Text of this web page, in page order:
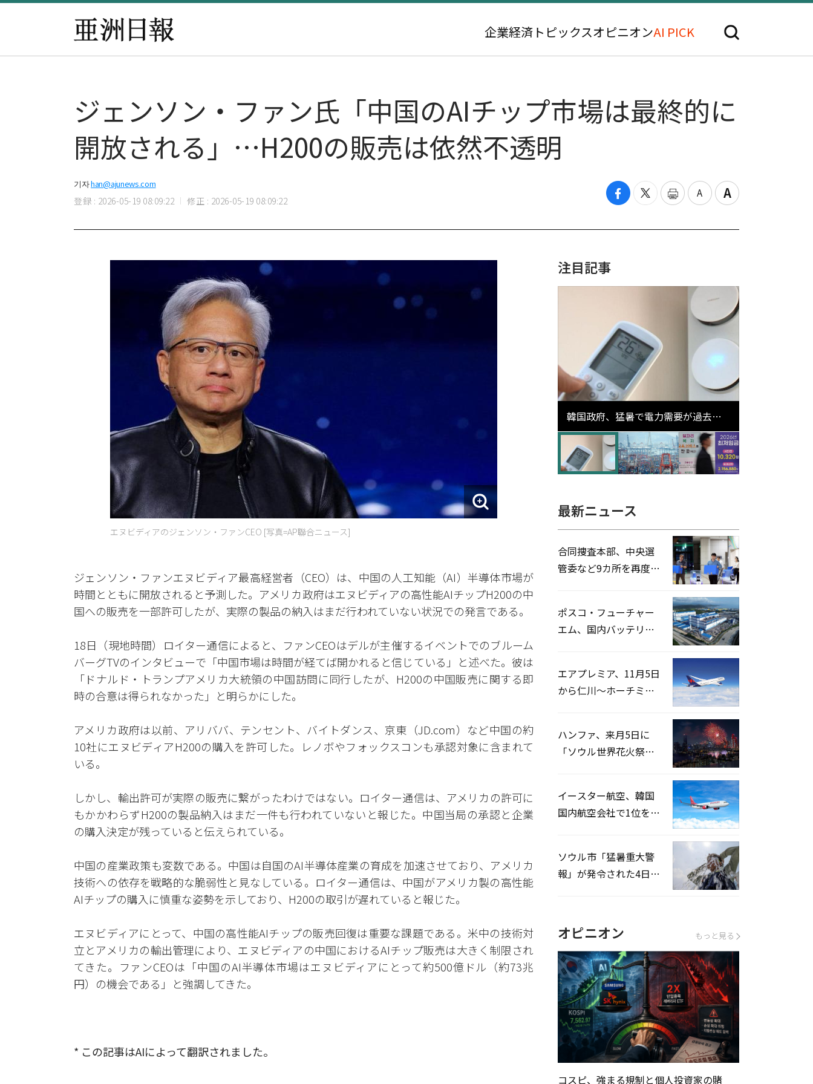
企業経済 トピックスオピニオンAI PICK
ジェンソン・ファン氏「中国のAIチップ市場は最終的に
開放される」…H200の販売は依然不透明
기자han@ajunews.com
登録 : 2026-05-19 08:09:22 修正 : 2026-05-19 08:09:22
エヌビディアのジェンソン・ファンCEO [写真=AP聯合ニュース]
ジェンソン・ファンエヌビディア最高経営者（CEO）は、中国の人工知能（AI）半導体市場が
時間とともに開放されると予測した。アメリカ政府はエヌビディアの高性能AIチップH200の中
国への販売を一部許可したが、実際の製品の納入はまだ行われていない状況での発言である。
18日（現地時間）ロイター通信によると、ファンCEOはデルが主催するイベントでのブルーム
バーグTVのインタビューで「中国市場は時間が経てば開かれると信じている」と述べた。彼は
「ドナルド・トランプアメリカ大統領の中国訪問に同行したが、H200の中国販売に関する即
時の合意は得られなかった」と明らかにした。
アメリカ政府は以前、アリババ、テンセント、バイトダンス、京東（JD.com）など中国の約
10社にエヌビディアH200の購入を許可した。レノボやフォックスコンも承認対象に含まれて
いる。
しかし、輸出許可が実際の販売に繋がったわけではない。ロイター通信は、アメリカの許可に
もかかわらずH200の製品納入はまだ一件も行われていないと報じた。中国当局の承認と企業
の購入決定が残っていると伝えられている。
中国の産業政策も変数である。中国は自国のAI半導体産業の育成を加速させており、アメリカ
技術への依存を戦略的な脆弱性と見なしている。ロイター通信は、中国がアメリカ製の高性能
AIチップの購入に慎重な姿勢を示しており、H200の取引が遅れていると報じた。
エヌビディアにとって、中国の高性能AIチップの販売回復は重要な課題である。米中の技術対
立とアメリカの輸出管理により、エヌビディアの中国におけるAIチップ販売は大きく制限され
てきた。ファンCEOは「中国のAI半導体市場はエヌビディアにとって約500億ドル（約73兆
円）の機会である」と強調してきた。
* この記事はAIによって翻訳されました。
注目記事
韓国政府、猛暑で電力需要が過去最
高更新の可能性に需給対応体制を点
検
最新ニュース
合同捜査本部、中央選
管委など9カ所を再度家
ポスコ・フューチャー
エム、国内バッテリー
エアプレミア、11月5日
から仁川〜ホーチミン
ハンファ、来月5日に
「ソウル世界花火祭り
イースター航空、韓国
国内航空会社で1位を記
ソウル市「猛暑重大警
報」が発令された4日、
オピニオン もっと見る
コスピ、強まる規制と個人投資家の賭